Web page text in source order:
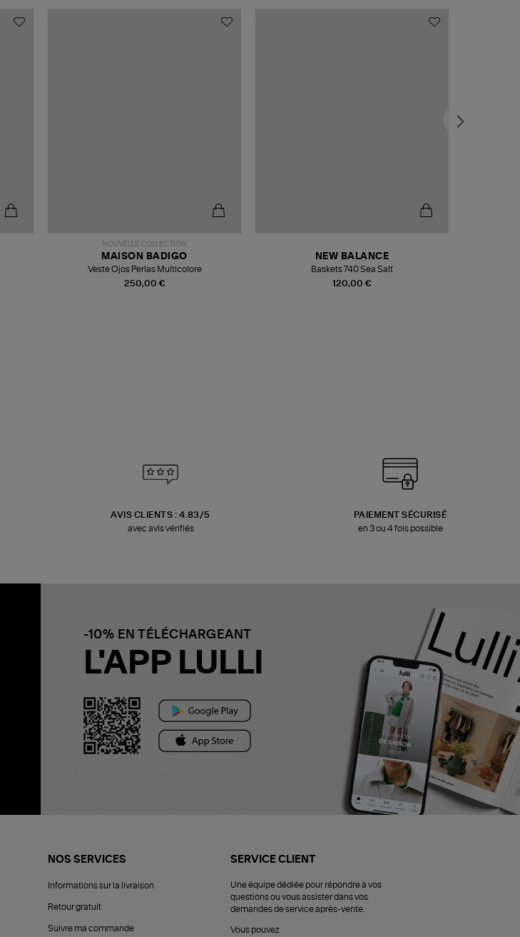
NOUVELLE COLLECTION
250,00 €
MAISON BADIGO
Veste Ojos Perlas Multicolore
120,00 €
NEW BALANCE
Baskets 740 Sea Salt
AVIS CLIENTS : 4.83/5
avec avis vérifiés
PAIEMENT SÉCURISÉ
en 3 ou 4 fois possible
-10% EN TÉLÉCHARGEANT
L'APP LULLI
NOS SERVICES
Informations sur la livraison
Retour gratuit
Suivre ma commande
SERVICE CLIENT
Une équipe dédiée pour répondre à vos
questions ou vous assister dans vos
demandes de service après-vente.
Vous pouvez